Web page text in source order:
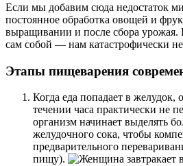
Если мы добавим сюда недостаток
постоянное обработка овощей и
выращивании и после сбора урожая.
сам собой — нам катастрофически
Этапы пищеварения
Когда еда попадает в желудок,
течении часа практически не
организм начинает выделять
желудочного сока, чтобы
предварительного
пищу).